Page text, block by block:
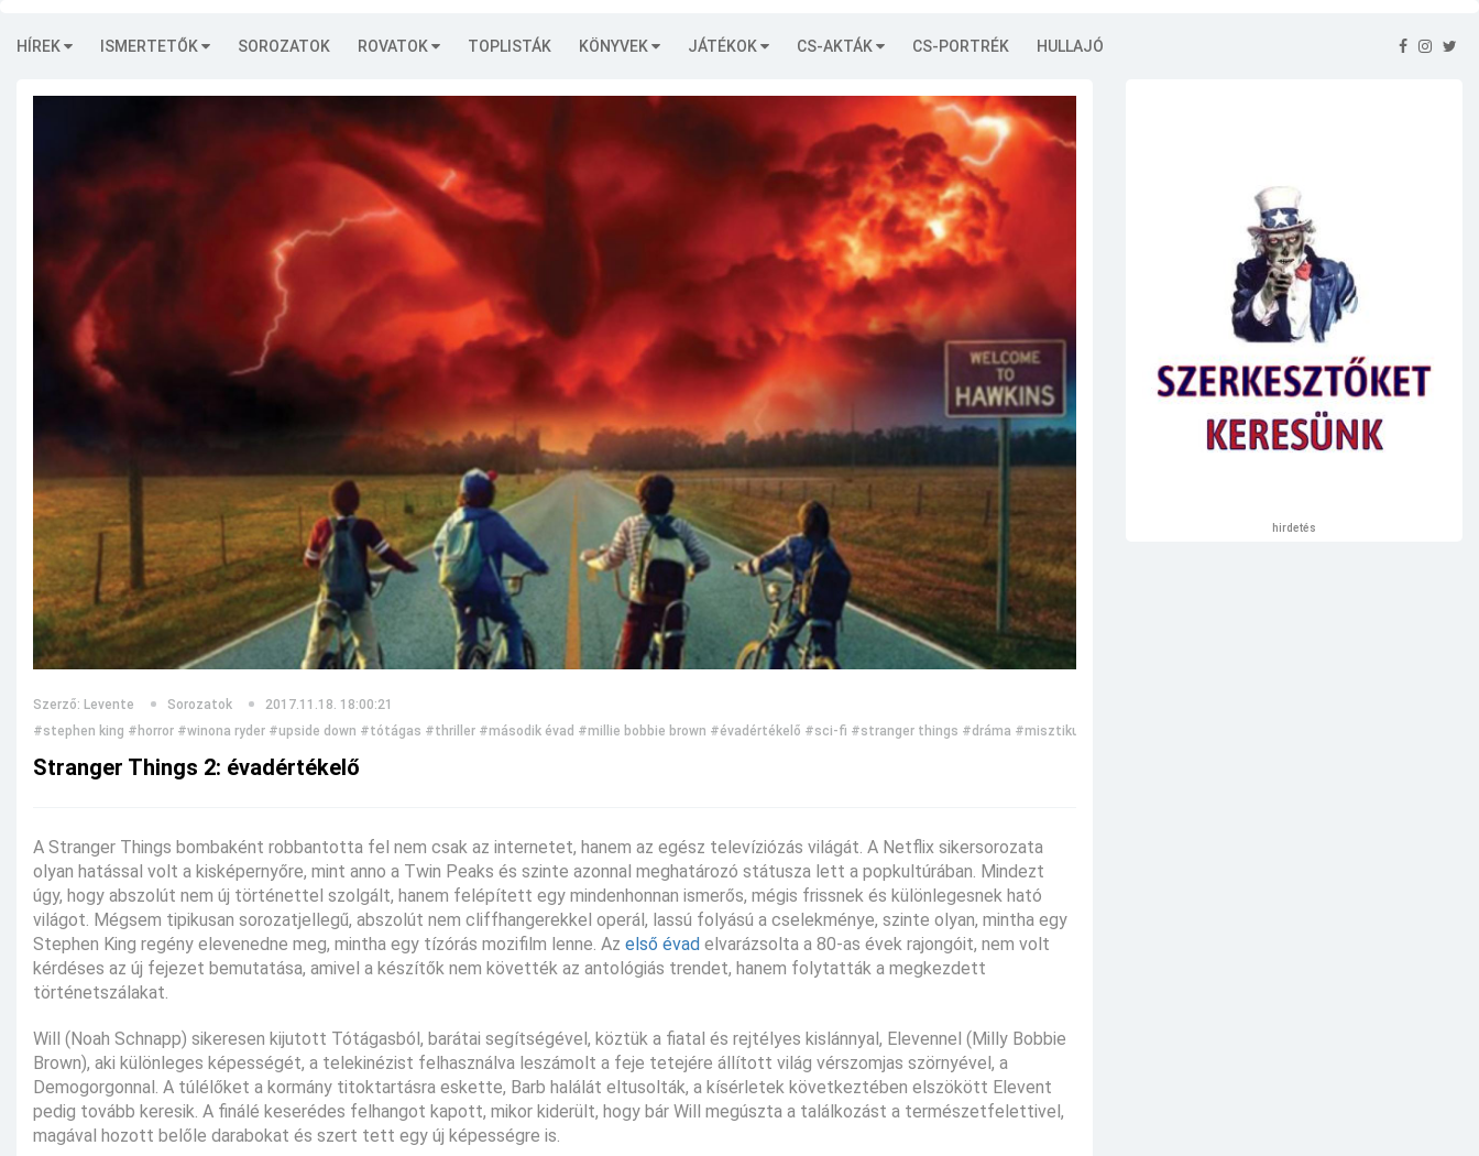
HÍREK ISMERTETŐK SOROZATOK ROVATOK TOPLISTÁK KÖNYVEK JÁTÉKOK CS-AKTÁK CS-PORTRÉK HULLAJÓ
Szerző: Levente Sorozatok
2017.11.18. 18:00:21
#stephen king #horror #winona ryder #upside down #tótágas #thriller #második évad #millie bobbie brown #évadértékelő #sci-fi #stranger things #dráma #misztikus
Stranger Things 2: évadértékelő
A Stranger Things bombaként robbantotta fel nem csak az internetet, hanem az egész televíziózás világát. A Netflix sikersorozata
olyan hatással volt a kisképernyőre, mint anno a Twin Peaks és szinte azonnal meghatározó státusza lett a popkultúrában. Mindezt
úgy, hogy abszolút nem új történettel szolgált, hanem felépített egy mindenhonnan ismerős, mégis frissnek és különlegesnek ható
világot. Mégsem tipikusan sorozatjellegű, abszolút nem cliffhangerekkel operál, lassú folyású a cselekménye, szinte olyan, mintha egy
Stephen King regény elevenedne meg, mintha egy tízórás mozifilm lenne. Az első évad elvarázsolta a 80-as évek rajongóit, nem volt
kérdéses az új fejezet bemutatása, amivel a készítők nem követték az antológiás trendet, hanem folytatták a megkezdett
történetszálakat.
Will (Noah Schnapp) sikeresen kijutott Tótágasból, barátai segítségével, köztük a fiatal és rejtélyes kislánnyal, Elevennel (Milly Bobbie
Brown), aki különleges képességét, a telekinézist felhasználva leszámolt a feje tetejére állított világ vérszomjas szörnyével, a
Demogorgonnal. A túlélőket a kormány titoktartásra eskette, Barb halálát eltusolták, a kísérletek következtében elszökött Elevent
pedig tovább keresik. A finálé keserédes felhangot kapott, mikor kiderült, hogy bár Will megúszta a találkozást a természetfelettivel,
magával hozott belőle darabokat és szert tett egy új képességre is.
hirdetés